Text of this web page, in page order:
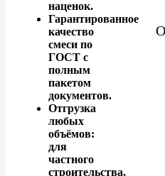
наценок.
Гарантированное
качество
смеси по
ГОСТ с
полным
пакетом
документов.
Отгрузка
любых
объёмов:
для
частного
строительства,